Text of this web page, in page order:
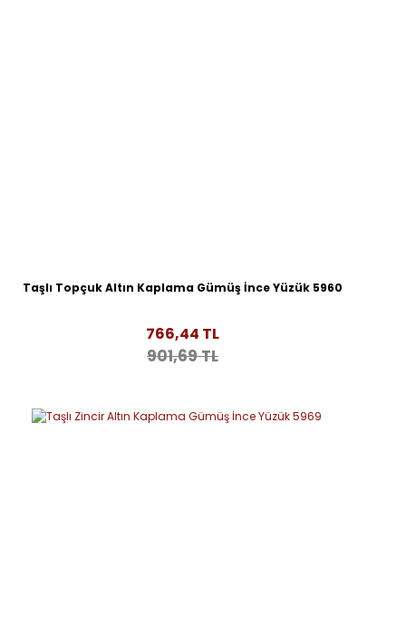
Taşlı Topçuk Altın Kaplama Gümüş İnce Yüzük 5960
766,44 TL
901,69 TL